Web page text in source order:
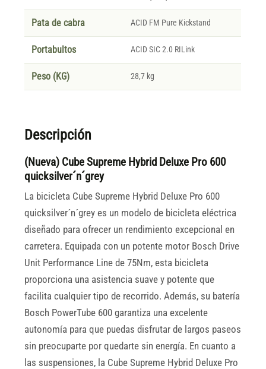
Pata de cabra ACID FM Pure Kickstand
Portabultos ACID SIC 2.0 RILink
Peso (KG) 28,7 kg
Descripción
(Nueva) Cube Supreme Hybrid Deluxe Pro 600
quicksilver´n´grey
La bicicleta Cube Supreme Hybrid Deluxe Pro 600
quicksilver´n´grey es un modelo de bicicleta eléctrica
diseñado para ofrecer un rendimiento excepcional en
carretera. Equipada con un potente motor Bosch Drive
Unit Performance Line de 75Nm, esta bicicleta
proporciona una asistencia suave y potente que
facilita cualquier tipo de recorrido. Además, su batería
Bosch PowerTube 600 garantiza una excelente
autonomía para que puedas disfrutar de largos paseos
sin preocuparte por quedarte sin energía. En cuanto a
las suspensiones, la Cube Supreme Hybrid Deluxe Pro